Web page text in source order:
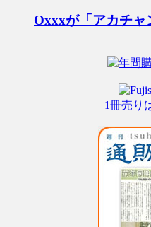
Oxxxが「アカチャ
1冊売り